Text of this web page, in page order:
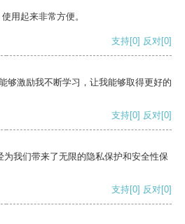
用起来非常方便。
支持[0] 反对[0]
够激励我不断学习，让我能够取得更好的
支持[0] 反对[0]
我们带来了无限的隐私保护和安全性保
支持[0] 反对[0]